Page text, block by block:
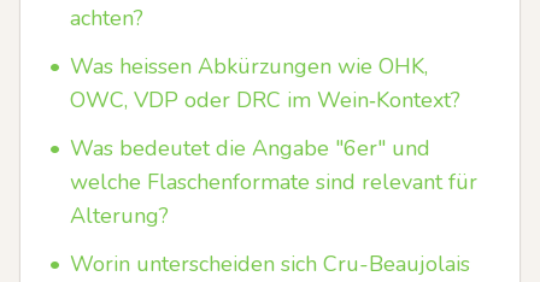
achten?
• Was heissen Abkürzungen wie OHK,
OWC, VDP oder DRC im Wein‑Kontext?
• Was bedeutet die Angabe "6er" und
welche Flaschenformate sind relevant für
Alterung?
• Worin unterscheiden sich Cru-Beaujolais